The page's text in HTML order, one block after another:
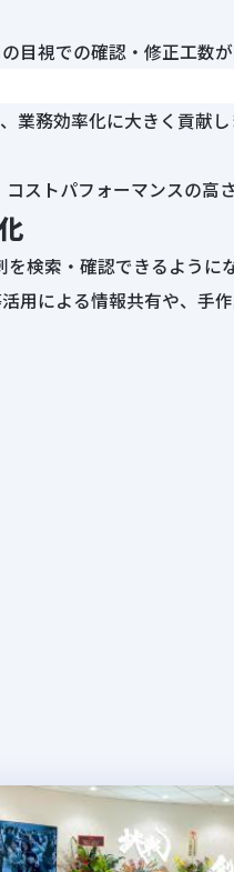
視での確認・修正工数が
業務効率化に大きく貢献し
ストパフォーマンスの高
検索・確認できるように
用による情報共有や、